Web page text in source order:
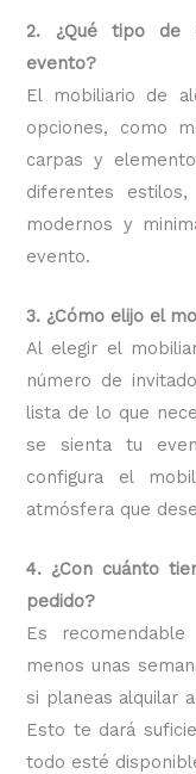
2. ¿Qué tipo de
evento?
El mobiliario de
opciones, como
carpas y
diferentes
modernos y
evento.
3. ¿Cómo elijo el
Al elegir el
número de
lista de lo que
se sienta tu
configura el
atmósfera que
4. ¿Con cuánto
pedido?
Es
menos unas
si planeas alquilar
Esto te dará
todo esté